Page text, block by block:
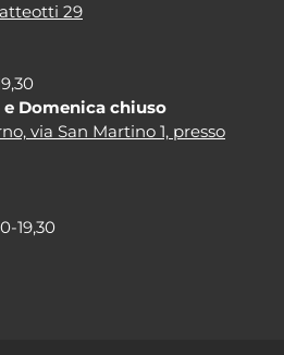
29
Domenica chiuso
via San Martino 1, presso
19,30